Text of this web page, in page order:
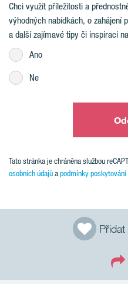
Chci využít příležitosti a
výhodných nabídkách, o zahájení
a další zajímavé tipy či inspiraci
Ano
Ne
Tato stránka je chráněna službou
osobních údajůapodmínky